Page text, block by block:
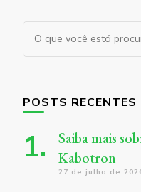
Procurando
algo?
POSTS RECENTES
Saiba mais
Kabotron
27 de julho de